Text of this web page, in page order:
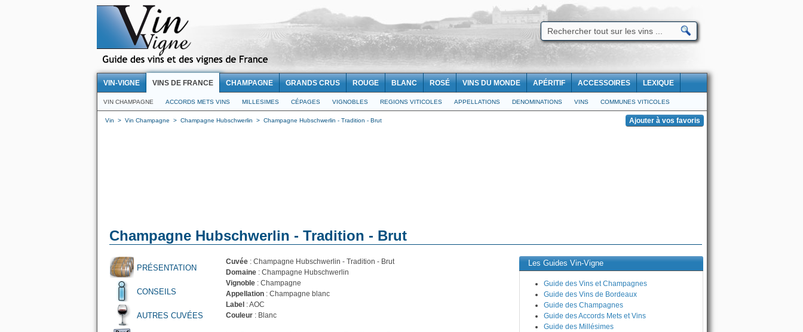
VIN-VIGNE VINS DE FRANCE CHAMPAGNE GRANDS CRUS ROUGE BLANC ROSÉ VINS DU MONDE APÉRITIF ACCESSOIRES LEXIQUE
VIN CHAMPAGNE ACCORDS METS VINS MILLESIMES CÉPAGES VIGNOBLES REGIONS VITICOLES APPELLATIONS DENOMINATIONS VINS COMMUNES VITICOLES
Vin > Vin Champagne > Champagne Hubschwerlin > Champagne Hubschwerlin - Tradition - Brut
Champagne Hubschwerlin - Tradition - Brut
PRÉSENTATION
CONSEILS
AUTRES CUVÉES
Cuvée : Champagne Hubschwerlin - Tradition - Brut
Domaine : Champagne Hubschwerlin
Vignoble : Champagne
Appellation : Champagne blanc
Label : AOC
Couleur : Blanc
Les Guides Vin-Vigne
Guide des Vins et Champagnes
Guide des Vins de Bordeaux
Guide des Champagnes
Guide des Accords Mets et Vins
Guide des Millésimes